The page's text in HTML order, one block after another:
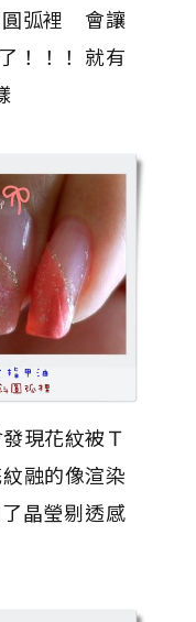
圓弧裡 會讓
！！！ 就有
現花紋被Ｔ
融的像渲染
晶瑩剔透感